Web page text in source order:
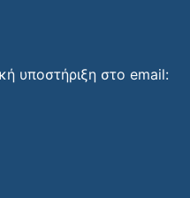
υποστήριξη στο email: